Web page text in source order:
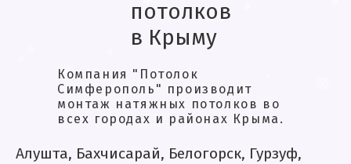
❅ .
*
❄
*
❆
потолков
в Крыму
Компания "Потолок
Симферополь" производит
монтаж натяжных потолков во
всех городах и районах Крыма.
Алушта, Бахчисарай, Белогорск, Гурзуф,